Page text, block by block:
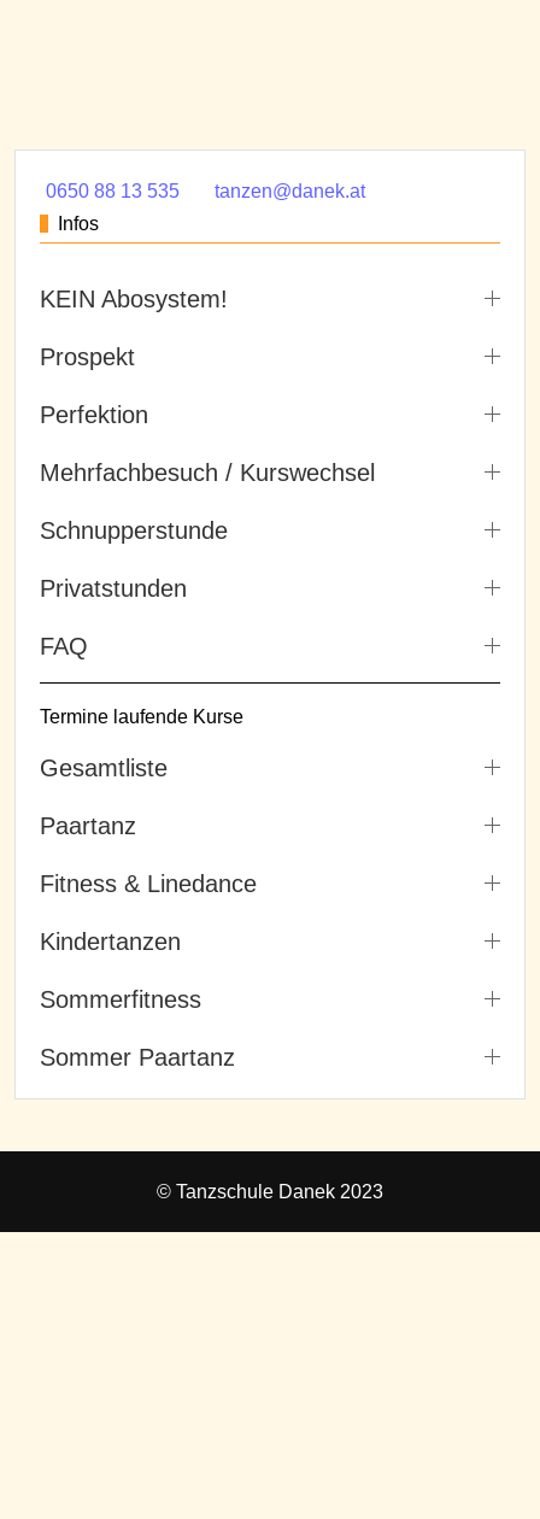
0650 88 13 535
tanzen@danek.at
Infos
KEIN Abosystem!
Prospekt
Perfektion
Mehrfachbesuch / Kurswechsel
Schnupperstunde
Privatstunden
FAQ
Termine laufende Kurse
Gesamtliste
Paartanz
Fitness & Linedance
Kindertanzen
Sommerfitness
Sommer Paartanz
© Tanzschule Danek 2023